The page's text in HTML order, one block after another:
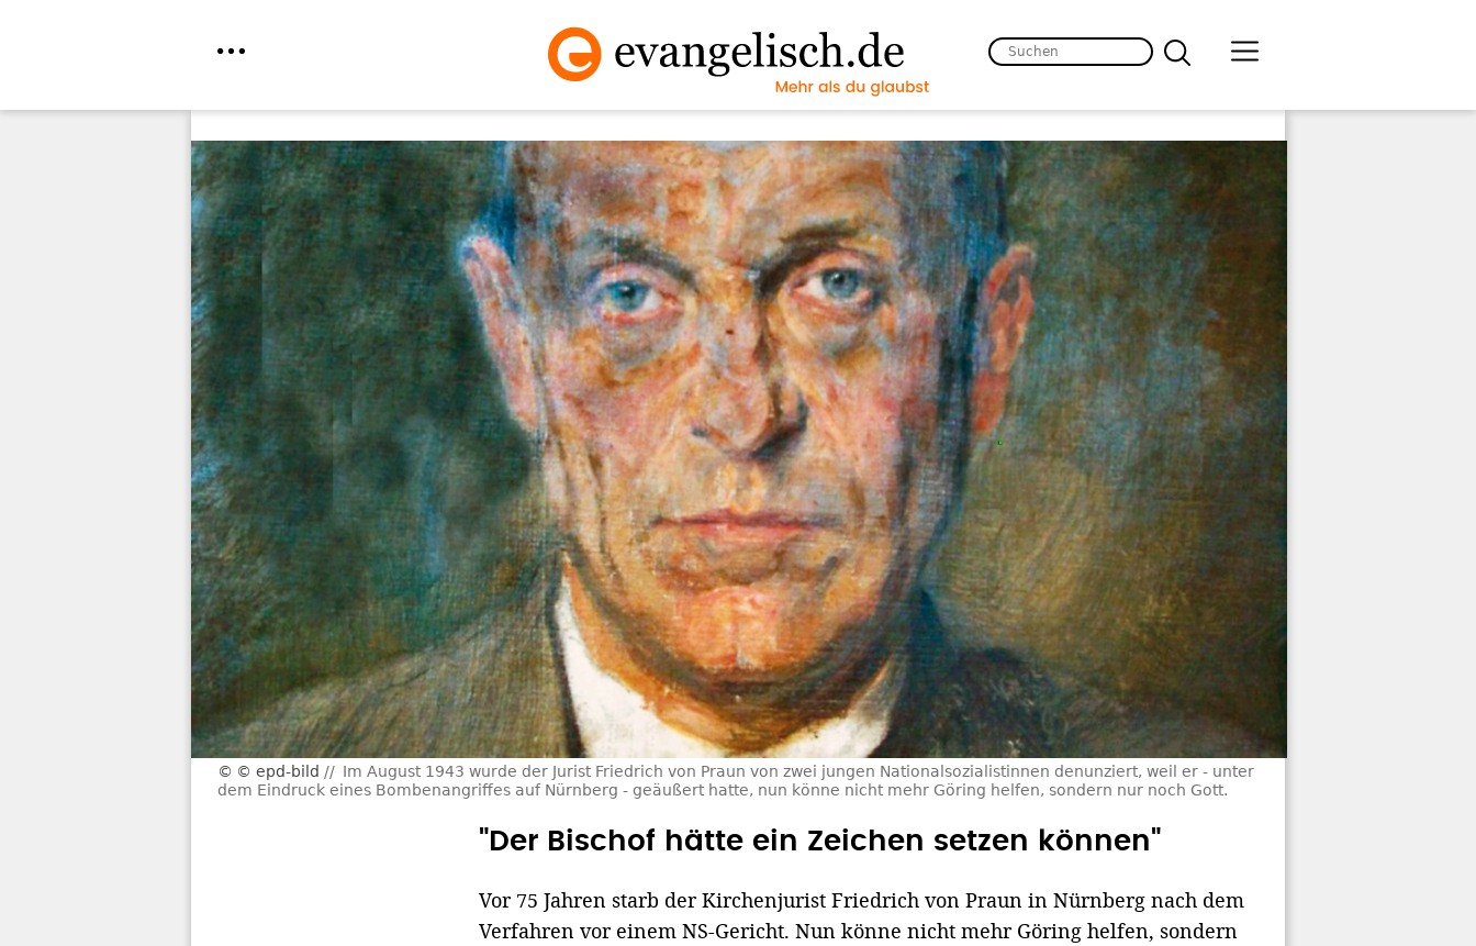
© epd-bild
Im August 1943 wurde der Jurist Friedrich von Praun von zwei jungen Nationalsozialistinnen denunziert, weil er - unter
dem Eindruck eines Bombenangriffes auf Nürnberg - geäußert hatte, nun könne nicht mehr Göring helfen, sondern nur noch Gott.
"Der Bischof hätte ein Zeichen setzen können"
Vor 75 Jahren starb der Kirchenjurist Friedrich von Praun in Nürnberg nach dem
Verfahren vor einem NS-Gericht. Nun könne nicht mehr Göring helfen, sondern